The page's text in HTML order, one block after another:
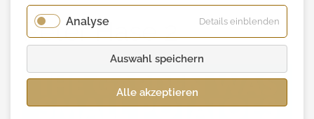
Peter Hase 2
Analyse Details einblenden
Analyse
Auswahl speichern
Alle akzeptieren